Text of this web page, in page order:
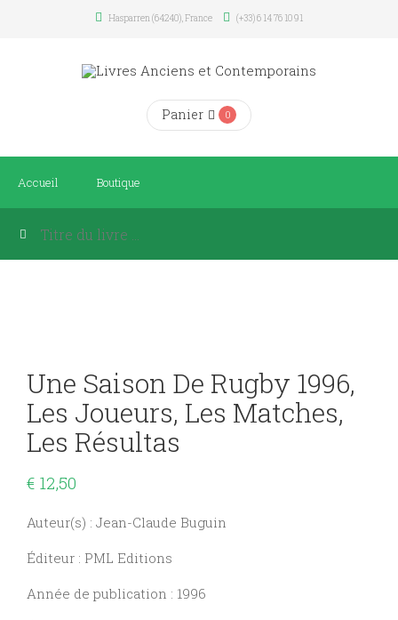
Hasparren (64240), France (+33) 6 14 76 10 91
Panier 0
Accueil Boutique
Une Saison De Rugby 1996,
Les Joueurs, Les Matches,
Les Résultas
€ 12,50
Auteur(s) : Jean-Claude Buguin
Éditeur : PML Editions
Année de publication : 1996